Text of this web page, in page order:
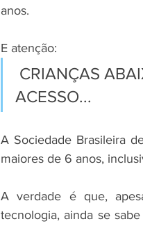
anos.
E atenção:
ACESSO...
A Sociedade Brasileira
maiores de 6 anos,
A verdade é que,
tecnologia, ainda se